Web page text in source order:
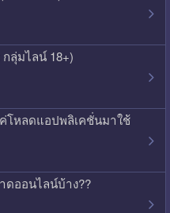
ลุ่มไลน์ 18+)
โหลดแอปพลิเคชั่นมาใช้
ดออนไลน์บ้าง??